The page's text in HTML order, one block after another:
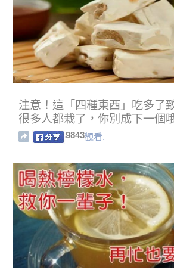
注意！這「四種東西」吃多了
很多人都栽了，你別成下一個
9843觀看.